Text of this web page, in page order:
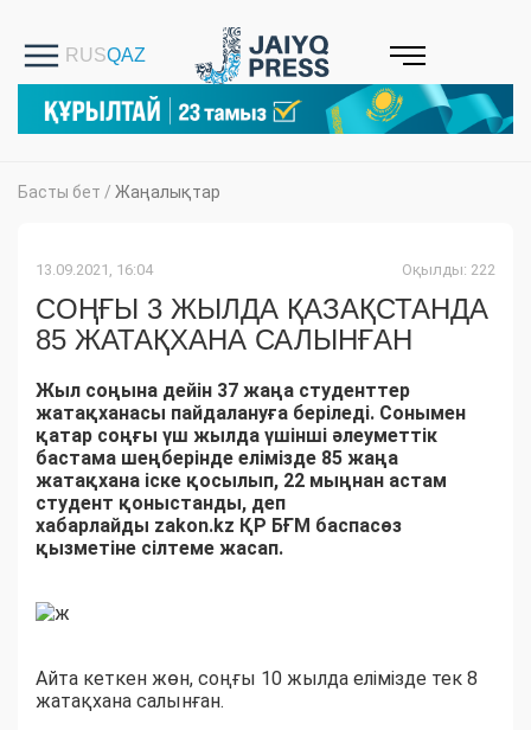
Басты бет / Жаңалықтар
13.09.2021, 16:04 Оқылды: 222
CОҢҒЫ 3 ЖЫЛДА ҚАЗАҚСТАНДА
85 ЖАТАҚХАНА САЛЫНҒАН
Жыл соңына дейін 37 жаңа студенттер
жатақханасы пайдалануға беріледі. Сонымен
қатар соңғы үш жылда үшінші әлеуметтік
бастама шеңберінде елімізде 85 жаңа
жатақхана іске қосылып, 22 мыңнан астам
студент қоныстанды, деп
хабарлайды zakon.kz ҚР БҒМ баспасөз
қызметіне сілтеме жасап.
Айта кеткен жөн, соңғы 10 жылда елімізде тек 8
жатақхана салынған.